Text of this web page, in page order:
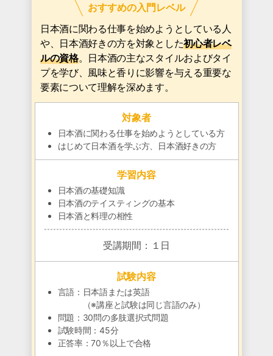
おすすめの入門レベル
日本酒に関わる仕事を始めようとしている人
や、日本酒好きの方を対象とした初心者レベ
ルの資格。日本酒の主なスタイルおよびタイ
プを学び、風味と香りに影響を与える重要な
要素について理解を深めます。
対象者
日本酒に関わる仕事を始めようとしている方
はじめて日本酒を学ぶ方、日本酒好きの方
学習内容
日本酒の基礎知識
日本酒のテイスティングの基本
日本酒と料理の相性
受講期間：１日
試験内容
言語：日本語または英語
（※講座と試験は同じ言語のみ）
問題：30問の多肢選択式問題
試験時間：45分
正答率：70％以上で合格